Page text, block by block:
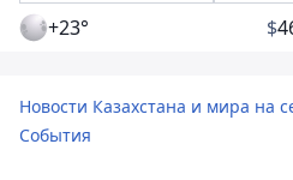
+23° $
Новости Казахстана и мира на
События